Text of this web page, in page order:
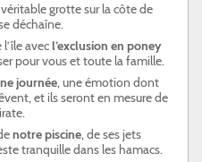
grotte sur la côte de
déchaîne.
avecl’exclusion en poney
pour vous et toute la famille.
journée, une émotion dont
et ils seront en mesure de
notre piscine, de ses jets
tranquille dans les hamacs.